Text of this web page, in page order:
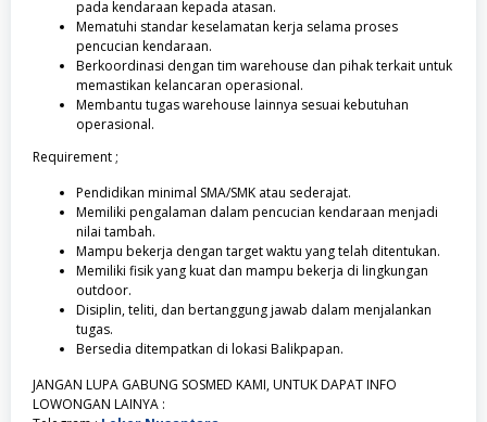
pada kendaraan kepada atasan.
Mematuhi standar keselamatan kerja selama proses
pencucian kendaraan.
Berkoordinasi dengan tim warehouse dan pihak terkait untuk
memastikan kelancaran operasional.
Membantu tugas warehouse lainnya sesuai kebutuhan
operasional.
Requirement ;
Pendidikan minimal SMA/SMK atau sederajat.
Memiliki pengalaman dalam pencucian kendaraan menjadi
nilai tambah.
Mampu bekerja dengan target waktu yang telah ditentukan.
Memiliki fisik yang kuat dan mampu bekerja di lingkungan
outdoor.
Disiplin, teliti, dan bertanggung jawab dalam menjalankan
tugas.
Bersedia ditempatkan di lokasi Balikpapan.
JANGAN LUPA GABUNG SOSMED KAMI, UNTUK DAPAT INFO
LOWONGAN LAINYA :